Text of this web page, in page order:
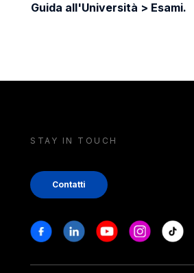
Guida all'Università > Esami.
STAY IN TOUCH
Contatti
Stay in touch
FacebookLinkedinYoutubeInstagram
Tiktok